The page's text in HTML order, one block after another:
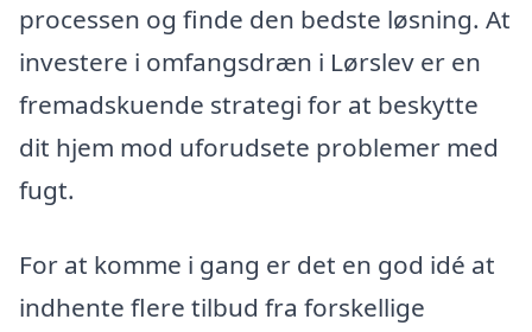
processen og finde den bedste løsning. At
investere i omfangsdræn i Lørslev er en
fremadskuende strategi for at beskytte
dit hjem mod uforudsete problemer med
fugt.
For at komme i gang er det en god idé at
indhente flere tilbud fra forskellige